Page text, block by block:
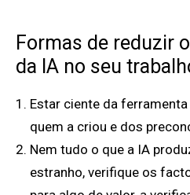
Formas de reduzir
da IA no seu
Estar ciente da
quem a criou e dos
Nem tudo o que a IA
estranho, verifique os